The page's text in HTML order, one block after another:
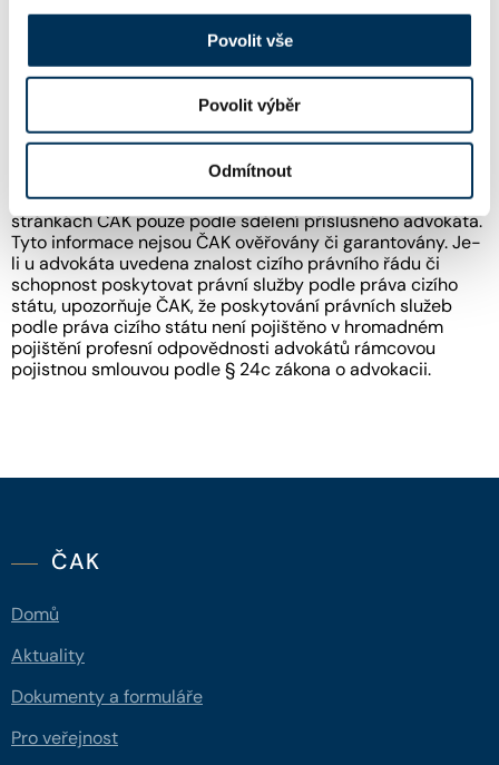
Povolit vše
Povolit výběr
Odmítnout
Koncipient: Mgr. KATEŘINA PRACHAŘOVÁ
Informace o jazykových znalostech a odborném zaměření
uváděné u jednotlivých advokátů jsou publikovány na
stránkách ČAK pouze podle sdělení příslušného advokáta.
Tyto informace nejsou ČAK ověřovány či garantovány. Je-
li u advokáta uvedena znalost cizího právního řádu či
schopnost poskytovat právní služby podle práva cizího
státu, upozorňuje ČAK, že poskytování právních služeb
podle práva cizího státu není pojištěno v hromadném
pojištění profesní odpovědnosti advokátů rámcovou
pojistnou smlouvou podle § 24c zákona o advokacii.
ČAK
Domů
Aktuality
Dokumenty a formuláře
Pro veřejnost